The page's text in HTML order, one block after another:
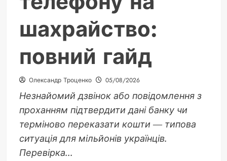
шахрайство:
повний гайд
Олександр Троценко 05/08/2026
Незнайомий дзвінок або повідомлення з
проханням підтвердити дані банку чи
терміново переказати кошти — типова
ситуація для мільйонів українців.
Перевірка...